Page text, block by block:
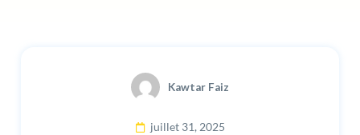
Kawtar Faiz
juillet 31, 2025